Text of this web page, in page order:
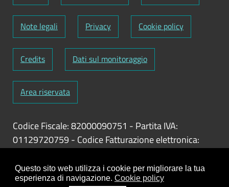
Questo sito web utilizza i cookie per migliorare la tua
esperienza di navigazione. Cookie policy
Note legali Privacy Cookie policy
Credits Dati sul monitoraggio
Area riservata
Codice Fiscale: 82000090751 - Partita IVA:
01129720759- Codice Fatturazione elettronica:
Responsabile gestione sito e aggiornamento
contenuti:Antonio Scrimitore